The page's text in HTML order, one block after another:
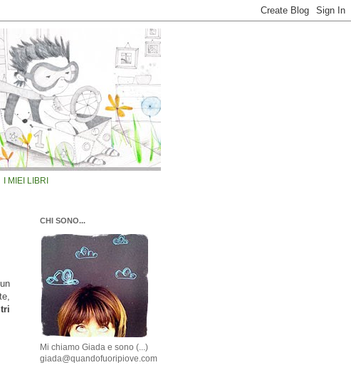
I MIEI LIBRI
CHI SONO...
Mi chiamo Giada e sono (...)
giada@quandofuoripiove.com